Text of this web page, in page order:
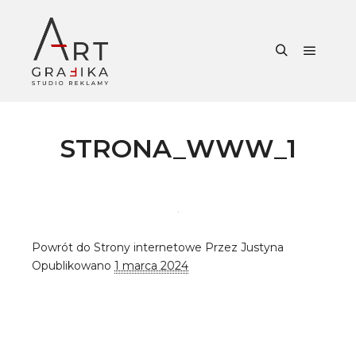
STRONA_WWW_1
Powrót do Strony internetowe Przez Justyna
Opublikowano 1 marca 2024